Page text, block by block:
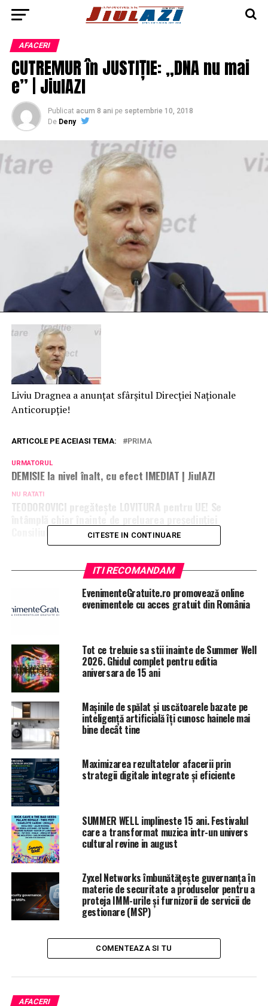
AFACERI
CUTREMUR în JUSTIȚIE: „DNA nu mai
e” | JiulAZI
Publicat acum 8 ani pe septembrie 10, 2018
De Deny
Liviu Dragnea a anunțat sfârșitul Direcției Naționale
Anticorupție!
ARTICOLE PE ACEIASI TEMA: PRIMA
URMATORUL
DEMISIE la nivel înalt, cu efect IMEDIAT | JiulAZI
NU RATATI
TEODOROVICI pregătește LOVITURA pentru UE! Se
Consiliului UE | JiulAZICITESTE IN CONTINUARE
ITI RECOMANDAM
EvenimenteGratuite.ro promovează online
evenimentele cu acces gratuit din România
Tot ce trebuie sa stii inainte de Summer Well
2026. Ghidul complet pentru editia
aniversara de 15 ani
Mașinile de spălat și uscătoarele bazate pe
inteligență artificială îți cunosc hainele mai
bine decât tine
Maximizarea rezultatelor afacerii prin
strategii digitale integrate și eficiente
SUMMER WELL implineste 15 ani. Festivalul
care a transformat muzica intr-un univers
cultural revine in august
Zyxel Networks îmbunătățește guvernanța în
materie de securitate a produselor pentru a
proteja IMM-urile și furnizorii de servicii de
gestionare (MSP)
COMENTEAZA SI TU
AFACERI